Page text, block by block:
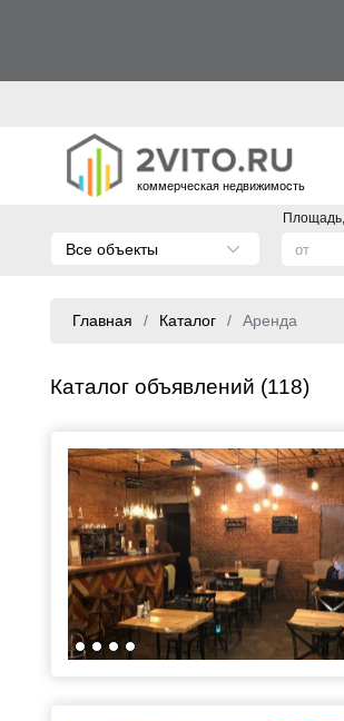
коммерческая недвижимость
Все объекты
Главная Каталог Аренда
Каталог объявлений (118)